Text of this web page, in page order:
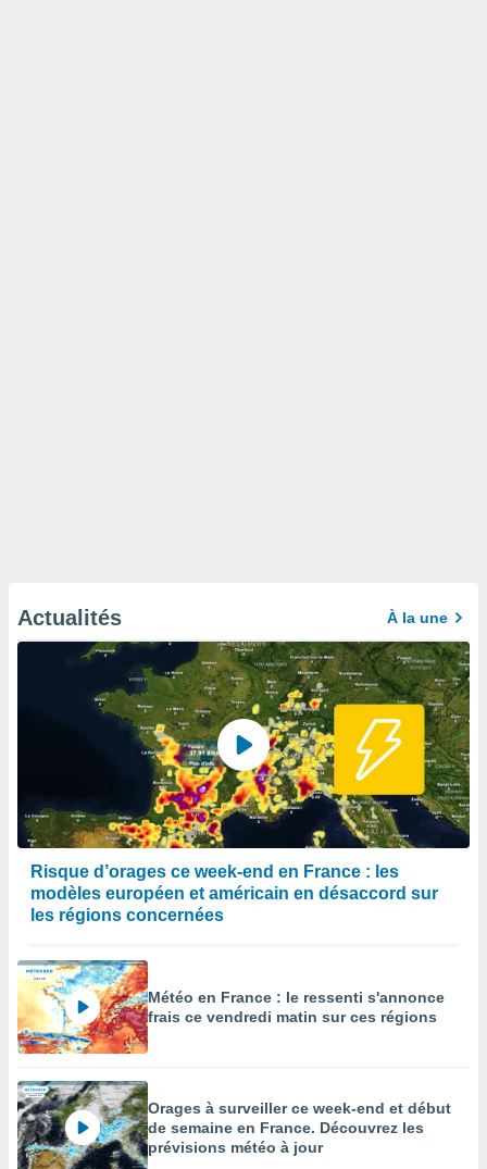
Actualités À la une
Risque d’orages ce week-end en France : les
modèles européen et américain en désaccord sur
les régions concernées
Météo en France : le ressenti s'annonce
frais ce vendredi matin sur ces régions
Orages à surveiller ce week-end et début
de semaine en France. Découvrez les
prévisions météo à jour